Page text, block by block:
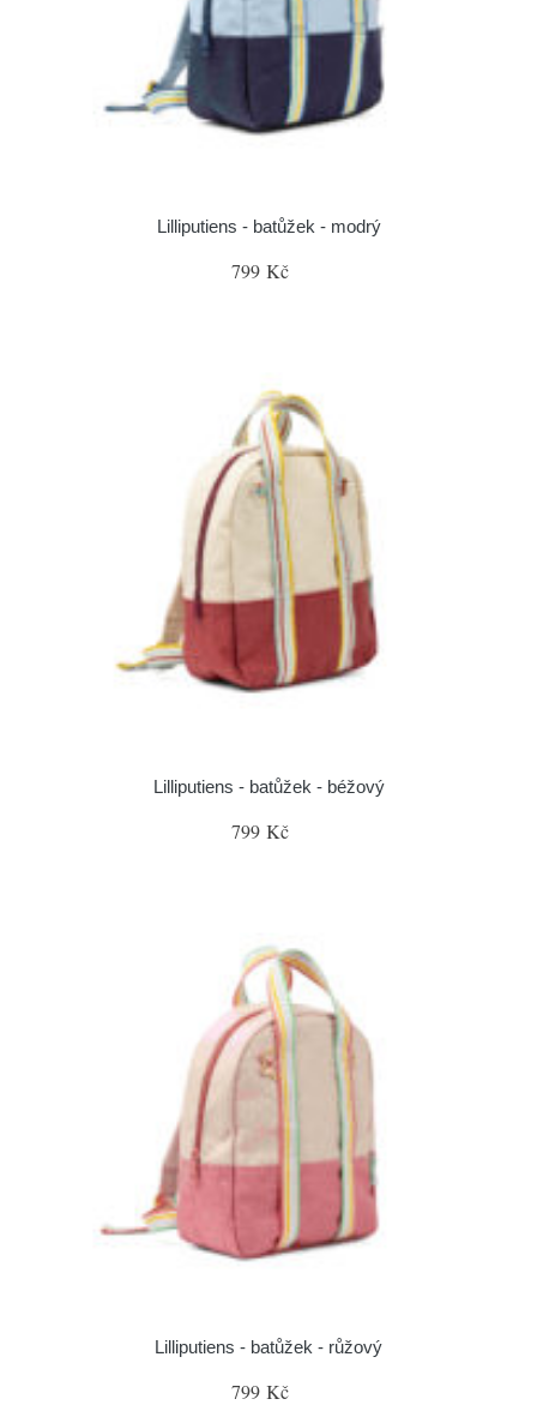
Lilliputiens - batůžek - modrý
799 Kč
Lilliputiens - batůžek - béžový
799 Kč
Lilliputiens - batůžek - růžový
799 Kč